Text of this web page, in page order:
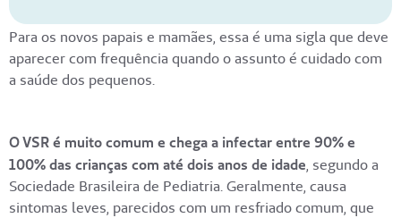
Para os novos papais e mamães, essa é uma sigla que deve
aparecer com frequência quando o assunto é cuidado com
a saúde dos pequenos.
O VSR é muito comum e chega a infectar entre 90% e
100% das crianças com até dois anos de idade, segundo a
Sociedade Brasileira de Pediatria. Geralmente, causa
sintomas leves, parecidos com um resfriado comum, que